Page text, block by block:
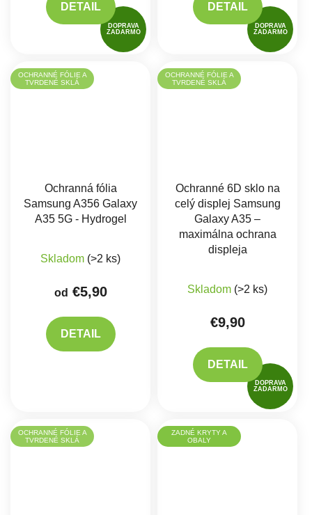
DOPRAVA
ZADARMO
DETAIL
DOPRAVA
ZADARMO
DETAIL
OCHRANNÉ FÓLIE A
TVRDENÉ SKLÁ
Ochranná fólia
Samsung A356 Galaxy
A35 5G - Hydrogel
Skladom (>2 ks)
od €5,90
DETAIL
OCHRANNÉ FÓLIE A
TVRDENÉ SKLÁ
DOPRAVA
ZADARMO
Ochranné 6D sklo na
celý displej Samsung
Galaxy A35 –
maximálna ochrana
displeja
Skladom (>2 ks)
€9,90
DETAIL
OCHRANNÉ FÓLIE A
TVRDENÉ SKLÁ
ZADNÉ KRYTY A
OBALY